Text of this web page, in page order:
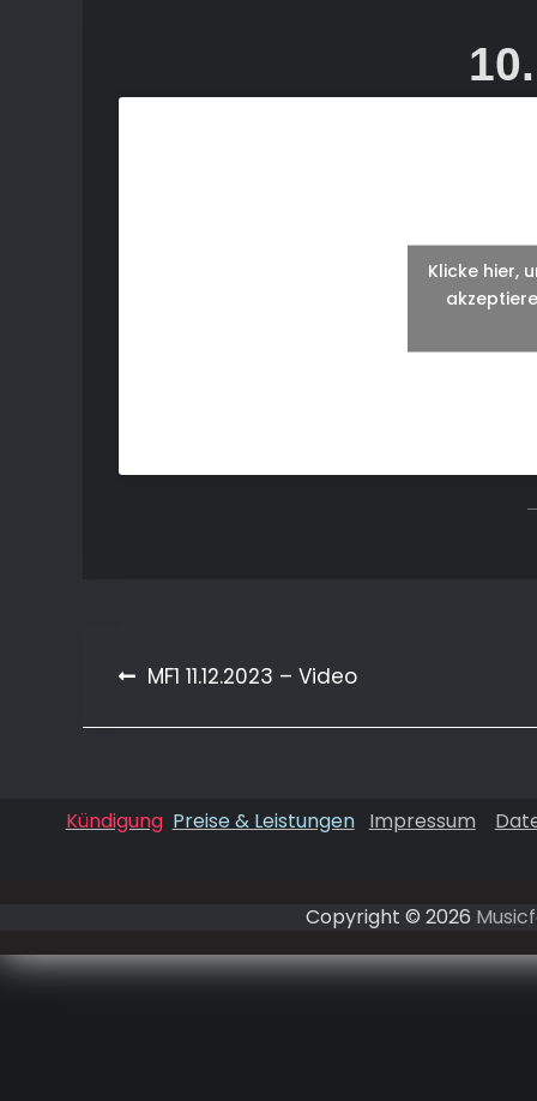
Klicke hier,
Beitragsnavigation
MF1 11.12.2023 – Video
Kündigung Preise & Leistungen Impressum
Copyright © 2026